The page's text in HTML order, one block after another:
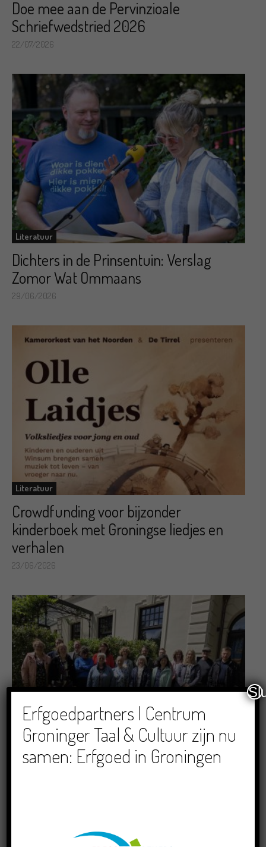
Doe mee aan de Pervinzioale
Schriefwedstried 2026
22/07/2026
Literatuur
Dichters in de Prinsentuin: Verslag
Zomor Wat Ommaans
29/06/2026
Literatuur
Crowdfunding voor bijzonder
kinderboek met Groningse liedjes en
verhalen
23/06/2026
Literatuur
Erfgoedpartners | Centrum
Groninger Taal & Cultuur zijn nu
samen: Erfgoed in Groningen